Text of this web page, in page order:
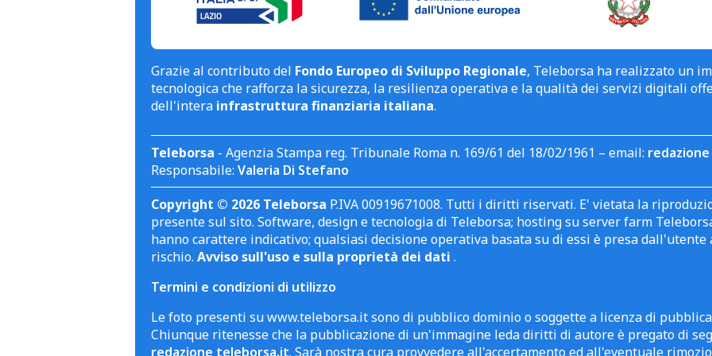
Grazie al contributo del Fondo Europeo di Sviluppo Regionale, Teleborsa ha realizzato un
tecnologica che rafforza la sicurezza, la resilienza operativa e la qualità dei servizi digitali
dell'intera infrastruttura finanziaria italiana.
Teleborsa - Agenzia Stampa reg. Tribunale Roma n. 169/61 del 18/02/1961 – email:
Responsabile: Valeria Di Stefano
Copyright © 2026 Teleborsa P.IVA 00919671008. Tutti i diritti riservati. E' vietata la
presente sul sito. Software, design e tecnologia di Teleborsa; hosting su server farm
hanno carattere indicativo; qualsiasi decisione operativa basata su di essi è presa
rischio. Avviso sull'uso e sulla proprietà dei dati .
Termini e condizioni di utilizzo
Le foto presenti su www.teleborsa.it sono di pubblico dominio o soggette a licenza di
Chiunque ritenesse che la pubblicazione di un'immagine leda diritti di autore è pregato di
redazione teleborsa.it. Sarà nostra cura provvedere all'accertamento ed all'eventuale